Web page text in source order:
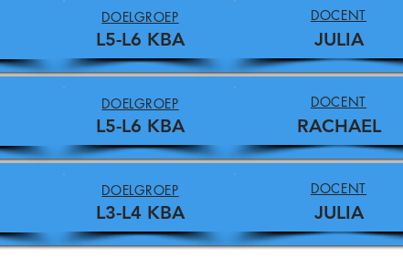
DOELGROEP
L5-L6 KBA
DOCENT
JULIA
DOELGROEP
L5-L6 KBA
DOCENT
RACHAEL
DOELGROEP
L3-L4 KBA
DOCENT
JULIA